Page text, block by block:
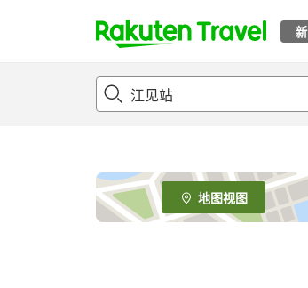
新
t
p
e
_
s
地图视图